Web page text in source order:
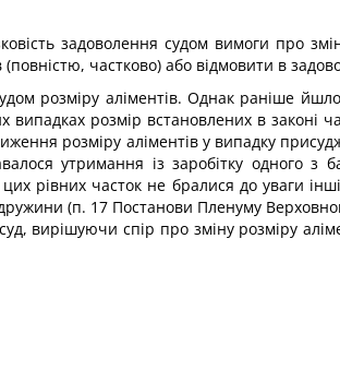
задоволення судом вимоги про
частково) або відмовити в
розміру аліментів. Однак раніше
випадках розмір встановлених в
розміру аліментів у випадку
утримання із заробітку одного з
рівних часток не бралися до уваги
дружини (п. 17 Постанови Пленуму
вирішуючи спір про зміну розміру